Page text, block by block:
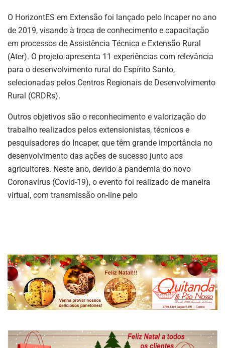
O HorizontES em Extensão foi lançado pelo Incaper no ano
de 2019, visando à troca de conhecimento e capacitação
em processos de Assistência Técnica e Extensão Rural
(Ater). O projeto apresenta 11 experiências com relevância
para o desenvolvimento rural do Espírito Santo,
selecionadas pelos Centros Regionais de Desenvolvimento
Rural (CRDRs).
Outros objetivos são o reconhecimento e valorização do
trabalho realizados pelos extensionistas, técnicos e
pesquisadores do Incaper, que têm grande importância no
desenvolvimento das ações de sucesso junto aos
agricultores. Neste ano, devido à pandemia do novo
Coronavírus (Covid-19), o evento foi realizado de maneira
virtual, com transmissão on-line pelo